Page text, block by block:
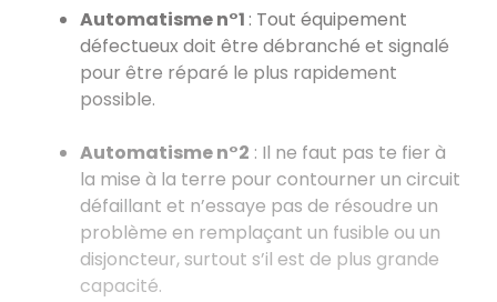
Automatisme n°1 : Tout équipement
défectueux doit être débranché et signalé
pour être réparé le plus rapidement
possible.
Automatisme n°2 : Il ne faut pas te fier à
la mise à la terre pour contourner un circuit
défaillant et n’essaye pas de résoudre un
problème en remplaçant un fusible ou un
disjoncteur, surtout s’il est de plus grande
capacité.